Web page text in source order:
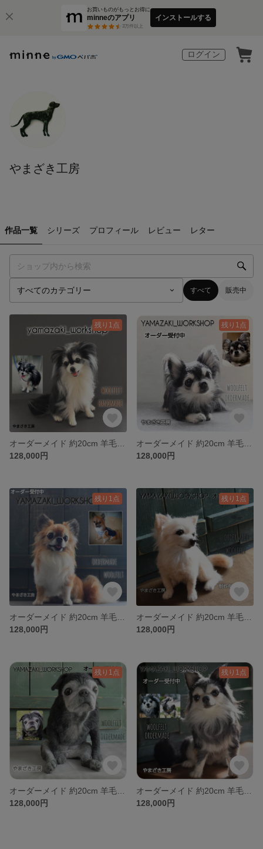
お買いものがもっとお得に
minneのアプリ
3万件以上
インストールする
ログイン
やまざき工房
作品一覧 シリーズ プロフィール レビュー レター
すべて 販売中
残り1点
128,000円
残り1点
128,000円
残り1点
128,000円
残り1点
128,000円
残り1点
128,000円
残り1点
128,000円